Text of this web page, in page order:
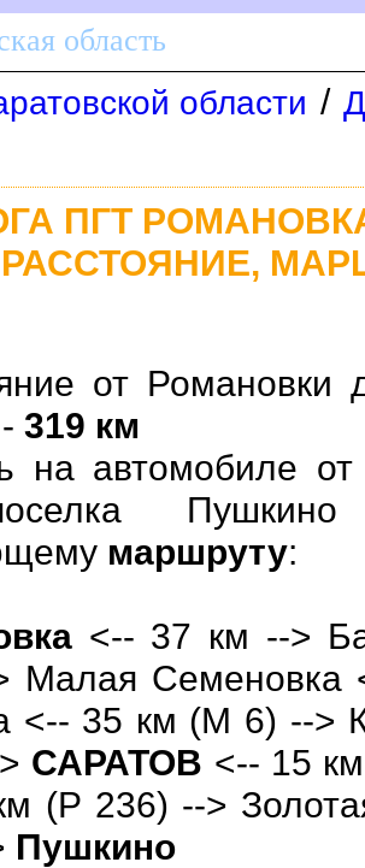
область
области /
ПГТ
РАССТОЯНИЕ,
от
319 км
на автомобиле
маршруту:
<-- 37 км -->
Малая Семеновка
<-- 35 км (М 6) -->
САРАТО <-- 15
(Р 236) -->
Пушкино